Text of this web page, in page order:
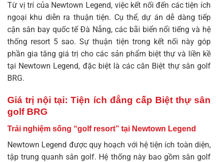
Từ vị trí của Newtown Legend, việc kết nối đến các tiện ích
ngoại khu diễn ra thuận tiện. Cụ thể, dự án dễ dàng tiếp
cận sân bay quốc tế Đà Nẵng, các bãi biển nổi tiếng và hệ
thống resort 5 sao. Sự thuận tiện trong kết nối này góp
phần gia tăng giá trị cho các sản phẩm biệt thự và liền kề
tại Newtown Legend, đặc biệt là các căn Biệt thự sân golf
BRG.
Giá trị nội tại: Tiện ích đẳng cấp Biệt thự sân
golf BRG
Trải nghiệm sống “golf resort” tại Newtown Legend
Newtown Legend được quy hoạch với hệ tiện ích toàn diện,
tập trung quanh sân golf. Hệ thống này bao gồm sân golf